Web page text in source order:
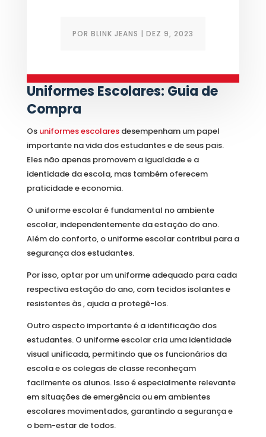
POR BLINK JEANS | DEZ 9, 2023
Explorando os Tipos de
Uniformes Escolares: Guia de
Compra
Osuniformes escolaresdesempenham um papel
importante na vida dos estudantes e de seus pais.
Eles não apenas promovem a igualdade e a
identidade da escola, mas também oferecem
praticidade e economia.
O uniforme escolar é fundamental no ambiente
escolar, independentemente da estação do ano.
Além do conforto, o uniforme escolar contribui para a
segurança dos estudantes.
Por isso, optar por um uniforme adequado para cada
respectiva estação do ano, com tecidos isolantes e
resistentes às , ajuda a protegê-los.
Outro aspecto importante é a identificação dos
estudantes. O uniforme escolar cria uma identidade
visual unificada, permitindo que os funcionários da
escola e os colegas de classe reconheçam
facilmente os alunos. Isso é especialmente relevante
em situações de emergência ou em ambientes
escolares movimentados, garantindo a segurança e
o bem-estar de todos.